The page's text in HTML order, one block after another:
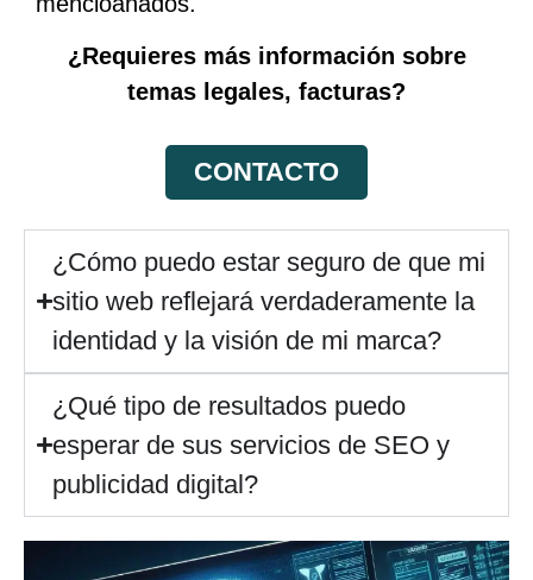
¿Requieres más información sobre
temas legales, facturas?
CONTACTO
¿Cómo puedo estar seguro de que mi
sitio web reflejará verdaderamente la
identidad y la visión de mi marca?
¿Qué tipo de resultados puedo
esperar de sus servicios de SEO y
publicidad digital?